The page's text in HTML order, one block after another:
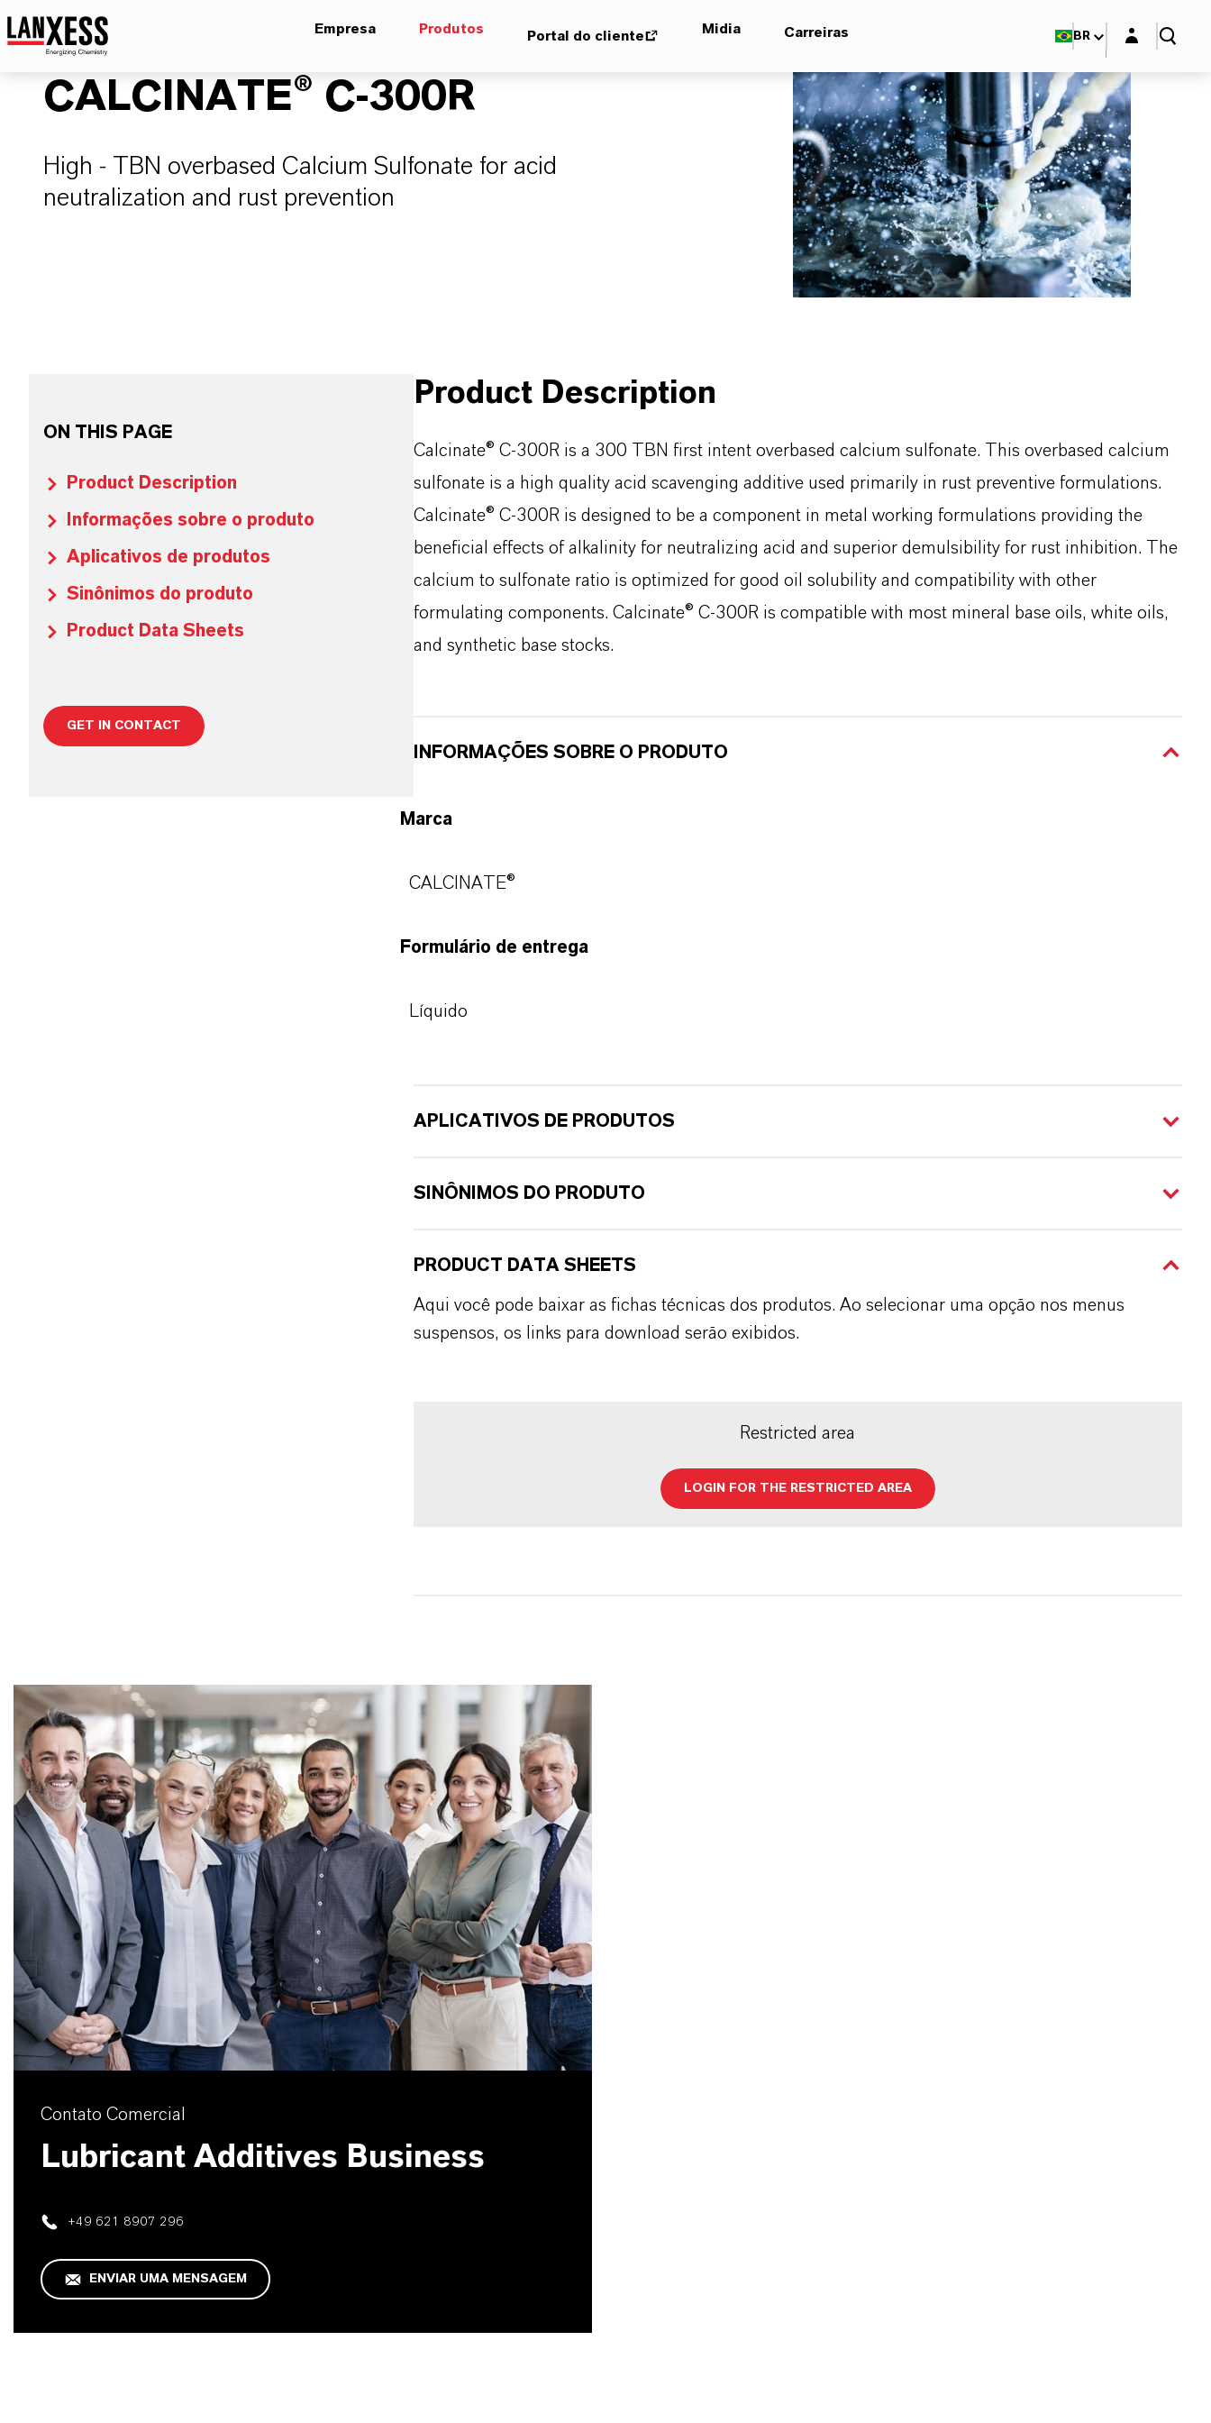
Empresa Produtos Portal do cliente Midia Carreiras BR Login layer
CALCINATE® C-300R
High - TBN overbased Calcium Sulfonate for acid
neutralization and rust prevention
ON THIS PAGE
Product Description
Informações sobre o produto
Aplicativos de produtos
Sinônimos do produto
Product Data Sheets
GET IN CONTACT
Product Description
Calcinate® C-300R is a 300 TBN first intent overbased calcium sulfonate. This overbased calcium
sulfonate is a high quality acid scavenging additive used primarily in rust preventive formulations.
Calcinate® C-300R is designed to be a component in metal working formulations providing the
beneficial effects of alkalinity for neutralizing acid and superior demulsibility for rust inhibition. The
calcium to sulfonate ratio is optimized for good oil solubility and compatibility with other
formulating components. Calcinate® C-300R is compatible with most mineral base oils, white oils,
and synthetic base stocks.
INFORMAÇÕES SOBRE O PRODUTO
Marca
CALCINATE®
Formulário de entrega
Líquido
APLICATIVOS DE PRODUTOS
SINÔNIMOS DO PRODUTO
PRODUCT DATA SHEETS
Aqui você pode baixar as fichas técnicas dos produtos. Ao selecionar uma opção nos menus
suspensos, os links para download serão exibidos.
Restricted area
LOGIN FOR THE RESTRICTED AREA
Contato Comercial
Lubricant Additives Business
+49 621 8907 296
ENVIAR UMA MENSAGEM